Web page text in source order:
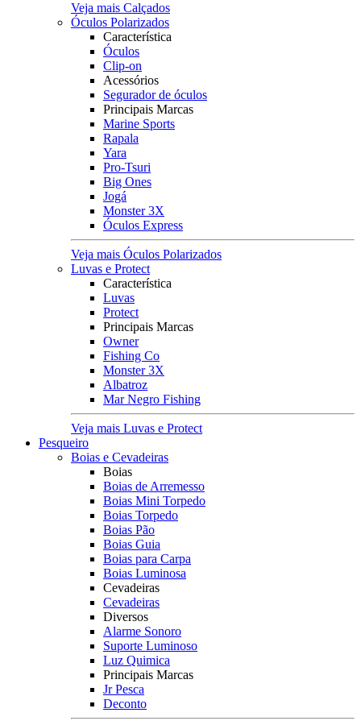
Veja mais Calçados
Óculos Polarizados
Característica
Óculos
Clip-on
Acessórios
Segurador de óculos
Principais Marcas
Marine Sports
Rapala
Yara
Pro-Tsuri
Big Ones
Jogá
Monster 3X
Óculos Express
Veja mais Óculos Polarizados
Luvas e Protect
Característica
Luvas
Protect
Principais Marcas
Owner
Fishing Co
Monster 3X
Albatroz
Mar Negro Fishing
Veja mais Luvas e Protect
Pesqueiro
Boias e Cevadeiras
Boias
Boias de Arremesso
Boias Mini Torpedo
Boias Torpedo
Boias Pão
Boias Guia
Boias para Carpa
Boias Luminosa
Cevadeiras
Cevadeiras
Diversos
Alarme Sonoro
Suporte Luminoso
Luz Quimica
Principais Marcas
Jr Pesca
Deconto